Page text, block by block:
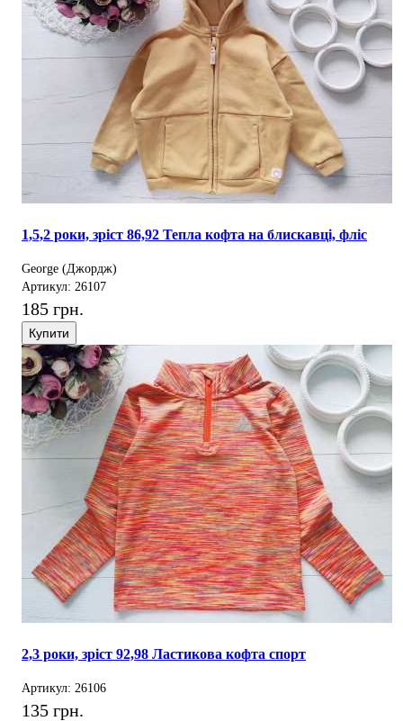
1,5,2 роки, зріст 86,92 Тепла кофта на блискавці, фліс
George (Джордж)
Артикул: 26107
185 грн.
Купити
2,3 роки, зріст 92,98 Ластикова кофта спорт
Артикул: 26106
135 грн.